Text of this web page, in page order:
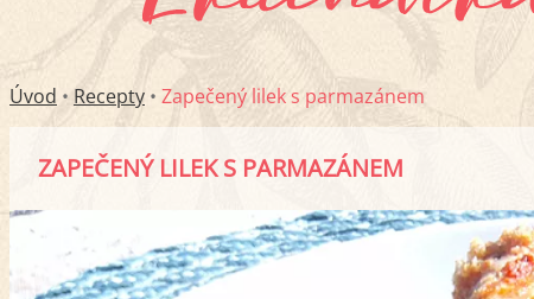
Úvod • Recepty • Zapečený lilek s parmazánem
ZAPEČENÝ LILEK S PARMAZÁNEM